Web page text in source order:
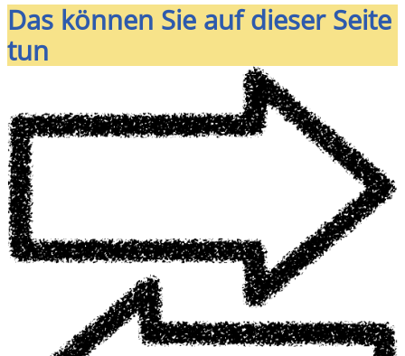
Das können Sie auf dieser Seite
tun